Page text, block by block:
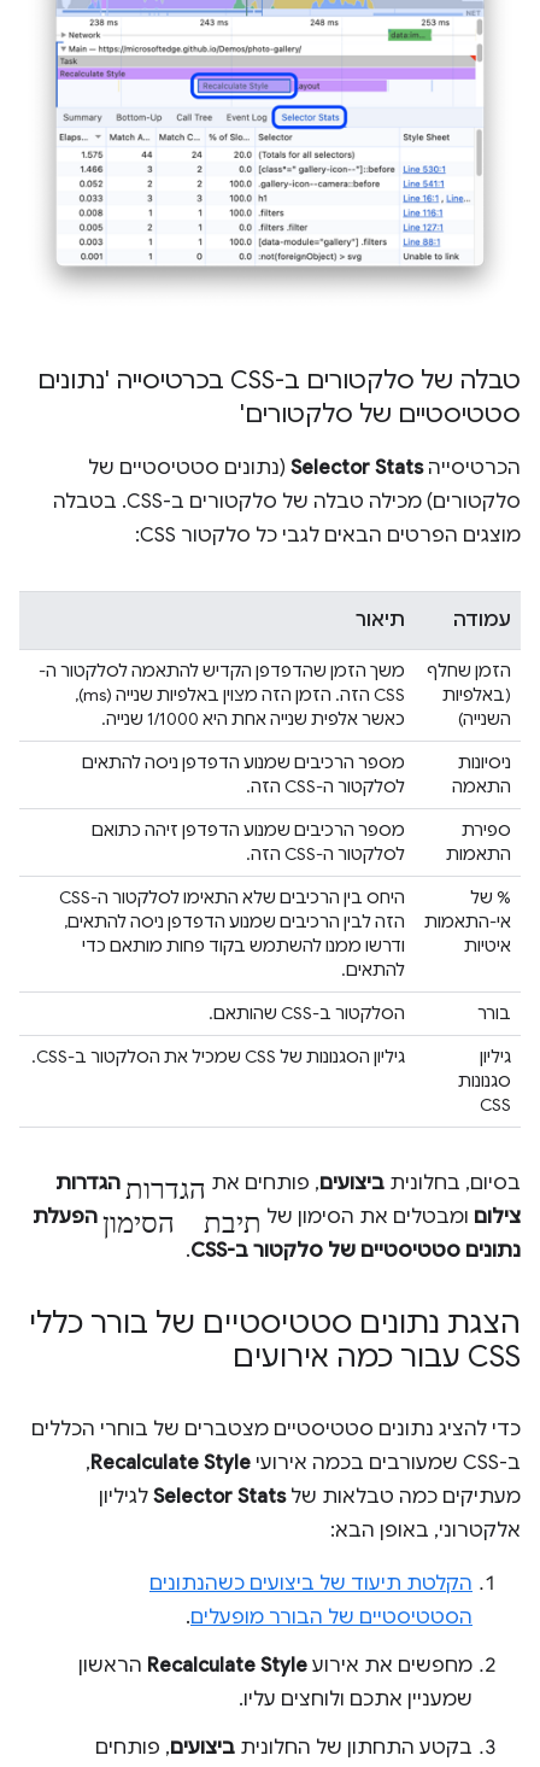
טבלה של סלקטורים ב-CSS בכרטיסייה 'נתונים
סטטיסטיים של סלקטורים'
הכרטיסייהSelector Stats (נתונים סטטיסטיים של
סלקטורים) מכילה טבלה של סלקטורים ב-CSS. בטבלה
מוצגים הפרטים הבאים לגבי כל סלקטור CSS:
עמודה תיאור
הזמן שחלף
(באלפיות
השנייה)
משך הזמן שהדפדפן הקדיש להתאמה לסלקטור ה-
CSS הזה. הזמן הזה מצוין באלפיות שנייה (ms),
כאשר אלפית שנייה אחת היא 1/1000 שנייה.
ניסיונות
התאמה
מספר הרכיבים שמנוע הדפדפן ניסה להתאים
לסלקטור ה-CSS הזה.
ספירת
התאמות
מספר הרכיבים שמנוע הדפדפן זיהה כתואם
לסלקטור ה-CSS הזה.
‫% של
אי-התאמות
איטיות
היחס בין הרכיבים שלא התאימו לסלקטור ה-CSS
הזה לבין הרכיבים שמנוע הדפדפן ניסה להתאים,
ודרשו ממנו להשתמש בקוד פחות מותאם כדי
להתאים.
בורר
הסלקטור ב-CSS שהותאם.
גיליון
סגנונות
CSS
גיליון הסגנונות של CSS שמכיל את הסלקטור ב-CSS.
בסיום, בחלונית ביצועים, פותחים את הגדרות הגדרות
צילום ומבטלים את הסימון של תיבת הסימון הפעלת
נתונים סטטיסטיים של סלקטור ב-CSS
.
הצגת נתונים סטטיסטיים של בורר כללי
CSS עבור כמה אירועים
כדי להציג נתונים סטטיסטיים מצטברים של בוחרי הכללים
ב-CSS שמעורבים בכמה אירועי
Recalculate Style
,
מעתיקים כמה טבלאות שלSelector Stats לגיליון
אלקטרוני, באופן הבא:
הקלטת תיעוד של ביצועים כשהנתונים
הסטטיסטיים של הבורר מופעלים.
מחפשים את אירוע Recalculate Style הראשון
שמעניין אתכם ולוחצים עליו.
בקטע התחתון של החלונית ביצועים, פותחים